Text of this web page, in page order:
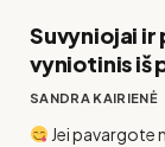
Suvyniojai ir
vyniotinis iš
SANDRA KAIRIENĖ
Jei pavargote